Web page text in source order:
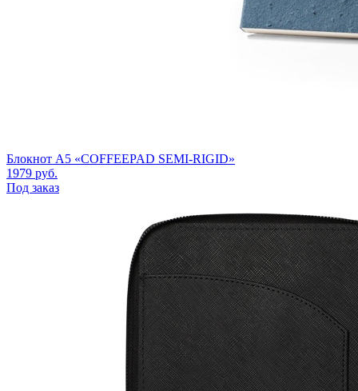
Блокнот A5 «COFFEEPAD SEMI-RIGID»
1979 руб.
Под заказ